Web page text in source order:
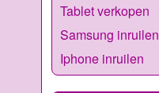
Tablet verkopen
Samsung inruilen
Iphone inruilen